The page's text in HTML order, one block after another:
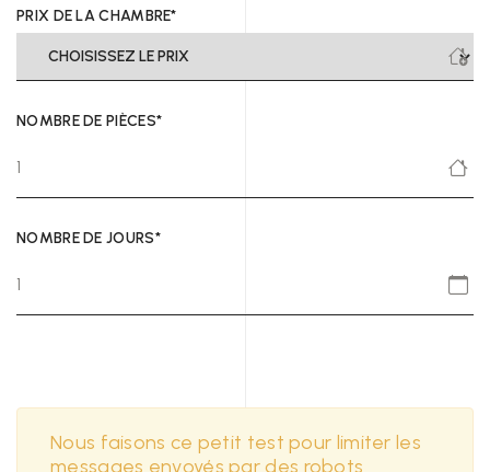
PRIX DE LA CHAMBRE*
NOMBRE DE PIÈCES*
NOMBRE DE JOURS*
Nous faisons ce petit test pour limiter les
messages envoyés par des robots